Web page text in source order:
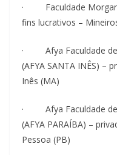
· Faculdade
fins lucrativos –
· Afya Faculdade de
(AFYA SANTA INÊS) –
Inês (MA)
· Afya Faculdade de
(AFYA PARAÍBA) –
Pessoa (PB)